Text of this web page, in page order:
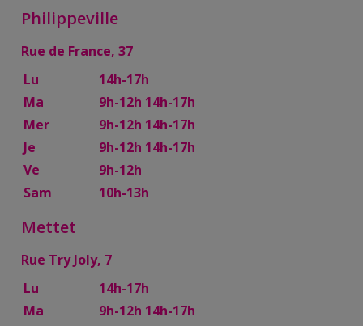
Philippeville
Rue de France, 37
Lu
14h-17h
Ma
9h-12h 14h-17h
Mer
9h-12h 14h-17h
Je
9h-12h 14h-17h
Ve
9h-12h
Sam
10h-13h
Mettet
Rue Try Joly, 7
Lu
14h-17h
Ma
9h-12h 14h-17h